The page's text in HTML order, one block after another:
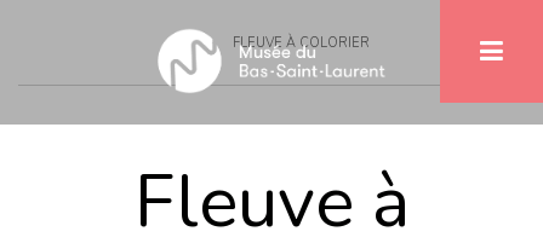
main
content
Breadcrumb FLEUVE À COLORIER
Fleuve à